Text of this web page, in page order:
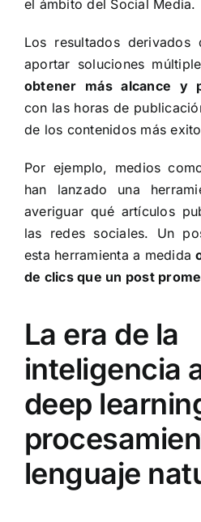
el ámbito del Social Media.
Los resultados derivados
aportar soluciones
obtener más alcance y
con las horas de
de los contenidos más
Por ejemplo, medios
han lanzado una
averiguar qué artículos
las redes sociales. Un
esta herramienta a medida
de clics que un post
La era de la
inteligencia
deep
lenguaje